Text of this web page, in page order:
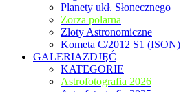
Planety ukł. Słonecznego
Zorza polarna
Zloty Astronomiczne
Kometa C/2012 S1 (ISON)
GALERIAZDJĘĆ
KATEGORIE
Astrofotografia 2026